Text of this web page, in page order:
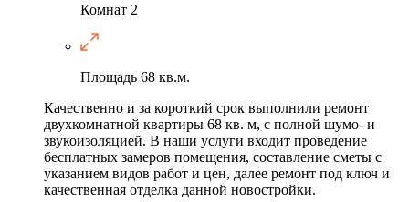
Комнат 2
Площадь 68 кв.м.
Качественно и за короткий срок выполнили ремонт
двухкомнатной квартиры 68 кв. м, с полной шумо- и
звукоизоляцией. В наши услуги входит проведение
бесплатных замеров помещения, составление сметы с
указанием видов работ и цен, далее ремонт под ключ и
качественная отделка данной новостройки.